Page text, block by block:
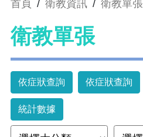
首頁 / 衛教資訊 / 衛教單張
衛教單張
依症狀查詢 依症狀查詢
統計數據